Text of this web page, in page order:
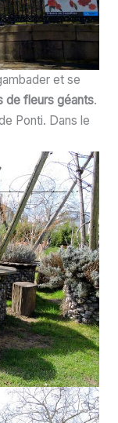
et se
de fleurs géants.
Ponti. Dans le